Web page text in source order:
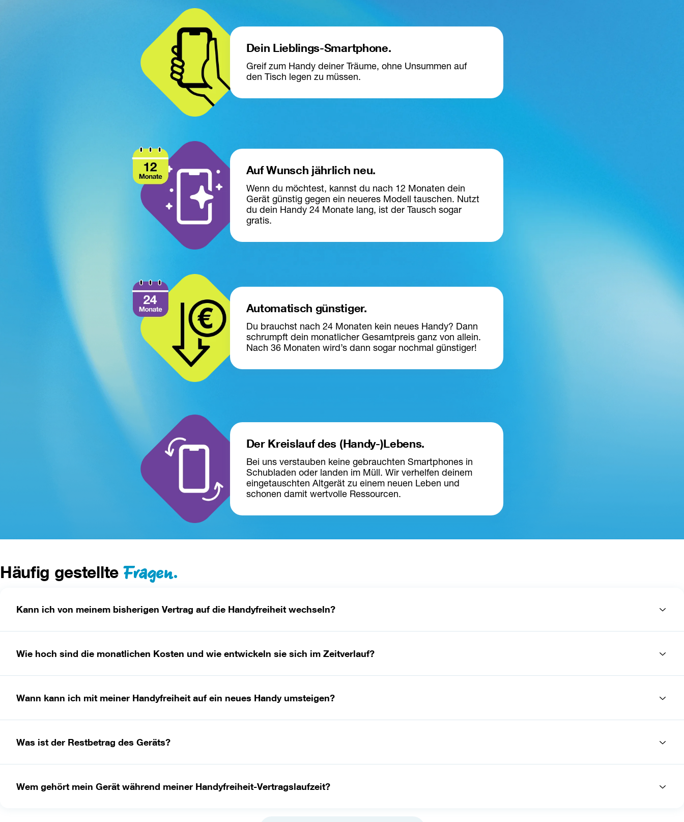
Dein Lieblings-Smartphone.
Greif zum Handy deiner Träume, ohne Unsummen auf
den Tisch legen zu müssen.
Auf Wunsch jährlich neu.
Wenn du möchtest, kannst du nach 12 Monaten dein
Gerät günstig gegen ein neueres Modell tauschen. Nutzt
du dein Handy 24 Monate lang, ist der Tausch sogar
gratis.
Automatisch günstiger.
Du brauchst nach 24 Monaten kein neues Handy? Dann
schrumpft dein monatlicher Gesamtpreis ganz von allein.
Nach 36 Monaten wird’s dann sogar nochmal günstiger!
Der Kreislauf des (Handy-)Lebens.
Bei uns verstauben keine gebrauchten Smartphones in
Schubladen oder landen im Müll. Wir verhelfen deinem
eingetauschten Altgerät zu einem neuen Leben und
schonen damit wertvolle Ressourcen.
Häufig gestellte Fragen.
Kann ich von meinem bisherigen Vertrag auf die Handyfreiheit wechseln?
Wie hoch sind die monatlichen Kosten und wie entwickeln sie sich im Zeitverlauf?
Wann kann ich mit meiner Handyfreiheit auf ein neues Handy umsteigen?
Was ist der Restbetrag des Geräts?
Wem gehört mein Gerät während meiner Handyfreiheit-Vertragslaufzeit?